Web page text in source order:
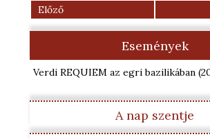
Előző
Események
Verdi REQUIEM az egri bazilikában
A nap szentje